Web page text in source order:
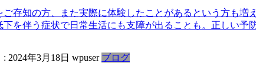
ご存知の方、また実際に体験したことがあるという方も
を伴う症状で日常生活にも支障が出ることも。正しい予
: 2024年3月18日 wpuser ブログ